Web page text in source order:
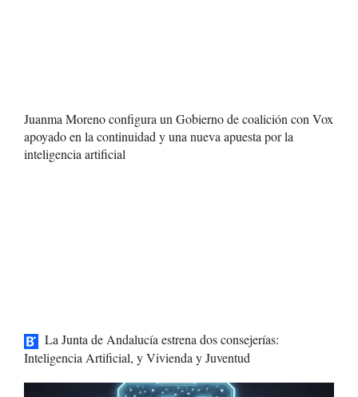
Juanma Moreno configura un Gobierno de coalición con Vox
apoyado en la continuidad y una nueva apuesta por la
inteligencia artificial
La Junta de Andalucía estrena dos consejerías:
Inteligencia Artificial, y Vivienda y Juventud